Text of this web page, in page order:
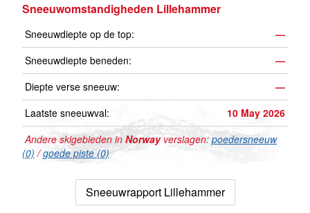
Sneeuwomstandigheden Lillehammer
Sneeuwdiepte op de top:
—
Sneeuwdiepte beneden:
—
Diepte verse sneeuw:
—
Laatste sneeuwval:
10 May 2026
Andere skigebieden in Norwayverslagen: poedersneeuw
(0) /goede piste (0)
Sneeuwrapport Lillehammer